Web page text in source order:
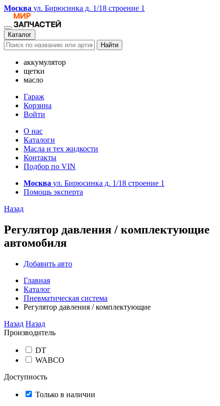
Москва ул. Бирюсинка д. 1/18 строение 1
Каталог
Найти
аккумулятор
щетки
масло
Гараж
Корзина
Войти
О нас
Каталоги
Масла и тех жидкости
Контакты
Подбор по VIN
Москва ул. Бирюсинка д. 1/18 строение 1
Помощь эксперта
Назад
Регулятор давления / комплектующие
автомобиля
Добавить авто
Главная
Каталог
Пневматическая система
Регулятор давления / комплектующие
Назад Назад
Производитель
DT
WABCO
Доступность
Только в наличии